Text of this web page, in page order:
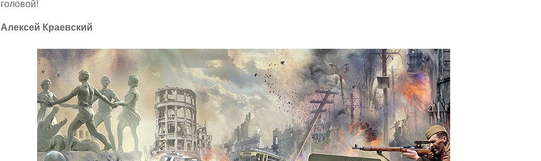
головой!
Алексей Краевский